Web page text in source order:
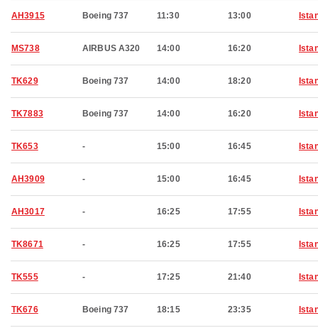
AH3915 Boeing 737 11:30 13:00
MS738 AIRBUS A320 14:00 16:20
TK629 Boeing 737 14:00 18:20
TK7883 Boeing 737 14:00 16:20
TK653 - 15:00 16:45
AH3909 - 15:00 16:45
AH3017 - 16:25 17:55
TK8671 - 16:25 17:55
TK555 - 17:25 21:40
TK676 Boeing 737 18:15 23:35